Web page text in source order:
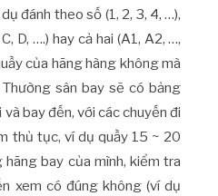
đánh theo số (1, 2, 3, 4, …),
D, ….) hay cả hai (A1, A2, …,
của hãng hàng không mà
sân bay sẽ có bảng
bay đến, với các chuyến đi
thủ tục, ví dụ quầy 15 ~ 20
bay của mình, kiểm tra
xem có đúng không (ví dụ